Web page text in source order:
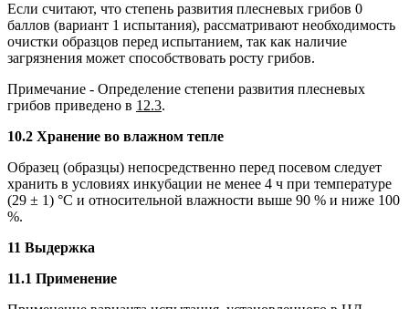
Если считают, что степень развития плесневых грибов 0
баллов (вариант 1 испытания), рассматривают необходимость
очистки образцов перед испытанием, так как наличие
загрязнения может способствовать росту грибов.
Примечание - Определение степени развития плесневых
грибов приведено в 12.3.
10.2 Хранение во влажном тепле
Образец (образцы) непосредственно перед посевом следует
хранить в условиях инкубации не менее 4 ч при температуре
(29 ± 1) °С и относительной влажности выше 90 % и ниже 100
%.
11 Выдержка
11.1 Применение